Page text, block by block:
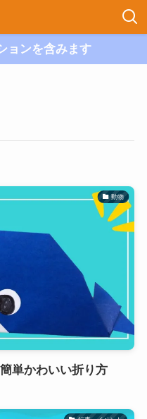
ョンを含みます
動物
単かわいい折り方